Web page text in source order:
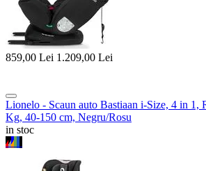
859,00 Lei 1.209,00 Lei
Lionelo - Scaun auto Bastiaan i-Size, 4 in 1,
Kg, 40-150 cm, Negru/Rosu
in stoc